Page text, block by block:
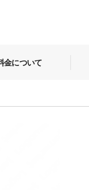
金について